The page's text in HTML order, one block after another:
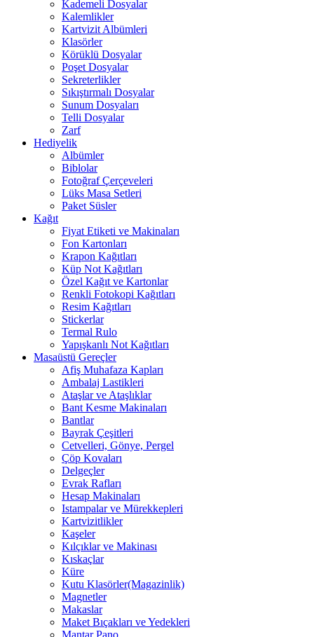
Kademeli Dosyalar
Kalemlikler
Kartvizit Albümleri
Klasörler
Körüklü Dosyalar
Poşet Dosyalar
Sekreterlikler
Sıkıştırmalı Dosyalar
Sunum Dosyaları
Telli Dosyalar
Zarf
Hediyelik
Albümler
Biblolar
Fotoğraf Çerçeveleri
Lüks Masa Setleri
Paket Süsler
Kağıt
Fiyat Etiketi ve Makinaları
Fon Kartonları
Krapon Kağıtları
Küp Not Kağıtları
Özel Kağıt ve Kartonlar
Renkli Fotokopi Kağıtları
Resim Kağıtları
Stickerlar
Termal Rulo
Yapışkanlı Not Kağıtları
Masaüstü Gereçler
Afiş Muhafaza Kapları
Ambalaj Lastikleri
Ataşlar ve Ataşlıklar
Bant Kesme Makinaları
Bantlar
Bayrak Çeşitleri
Cetvelleri, Gönye, Pergel
Çöp Kovaları
Delgeçler
Evrak Rafları
Hesap Makinaları
Istampalar ve Mürekkepleri
Kartvizitlikler
Kaşeler
Kılçıklar ve Makinası
Kıskaçlar
Küre
Kutu Klasörler(Magazinlik)
Magnetler
Makaslar
Maket Bıçakları ve Yedekleri
Mantar Pano